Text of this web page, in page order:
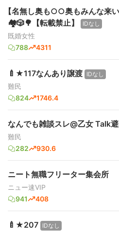
【名無し奥も○○奥もみんな来
🏘️🎲🌳【転載禁止】
IDなし
既婚女性
788
4311
🍼★117なんあり譲渡 IDなし
難民
824
1746.4
なんでも雑談スレ@乙女 Talk
難民
282
930.6
ニート無職フリーター集会所
ニュー速VIP
941
408
🍼★207 IDなし